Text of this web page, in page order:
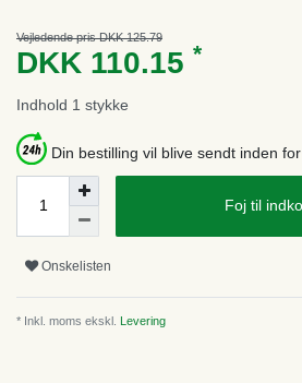
Vejledende pris DKK 125.79
DKK 110.15 *
Indhold 1 stykke
Din bestilling vil blive sendt inden
Foj til
Onskelisten
* Inkl. moms ekskl. Levering